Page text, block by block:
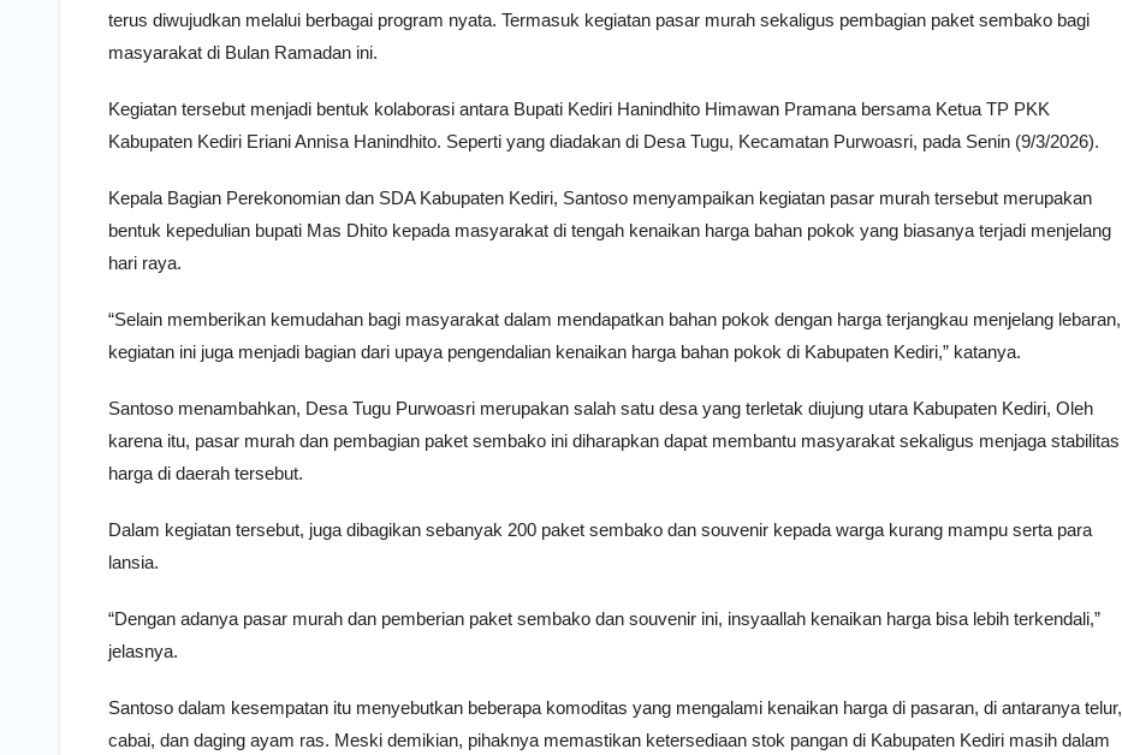
terus diwujudkan melalui berbagai program nyata. Termasuk kegiatan pasar murah sekaligus pembagian paket sembako bagi
masyarakat di Bulan Ramadan ini.
Kegiatan tersebut menjadi bentuk kolaborasi antara Bupati Kediri Hanindhito Himawan Pramana bersama Ketua TP PKK
Kabupaten Kediri Eriani Annisa Hanindhito. Seperti yang diadakan di Desa Tugu, Kecamatan Purwoasri, pada Senin (9/3/2026).
Kepala Bagian Perekonomian dan SDA Kabupaten Kediri, Santoso menyampaikan kegiatan pasar murah tersebut merupakan
bentuk kepedulian bupati Mas Dhito kepada masyarakat di tengah kenaikan harga bahan pokok yang biasanya terjadi menjelang
hari raya.
“Selain memberikan kemudahan bagi masyarakat dalam mendapatkan bahan pokok dengan harga terjangkau menjelang lebaran,
kegiatan ini juga menjadi bagian dari upaya pengendalian kenaikan harga bahan pokok di Kabupaten Kediri,” katanya.
Santoso menambahkan, Desa Tugu Purwoasri merupakan salah satu desa yang terletak diujung utara Kabupaten Kediri, Oleh
karena itu, pasar murah dan pembagian paket sembako ini diharapkan dapat membantu masyarakat sekaligus menjaga stabilitas
harga di daerah tersebut.
Dalam kegiatan tersebut, juga dibagikan sebanyak 200 paket sembako dan souvenir kepada warga kurang mampu serta para
lansia.
“Dengan adanya pasar murah dan pemberian paket sembako dan souvenir ini, insyaallah kenaikan harga bisa lebih terkendali,”
jelasnya.
Santoso dalam kesempatan itu menyebutkan beberapa komoditas yang mengalami kenaikan harga di pasaran, di antaranya telur,
cabai, dan daging ayam ras. Meski demikian, pihaknya memastikan ketersediaan stok pangan di Kabupaten Kediri masih dalam